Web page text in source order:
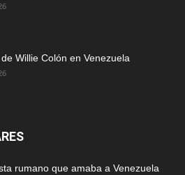
Willie Colón en Venezuela
rumano que amaba a Venezuela